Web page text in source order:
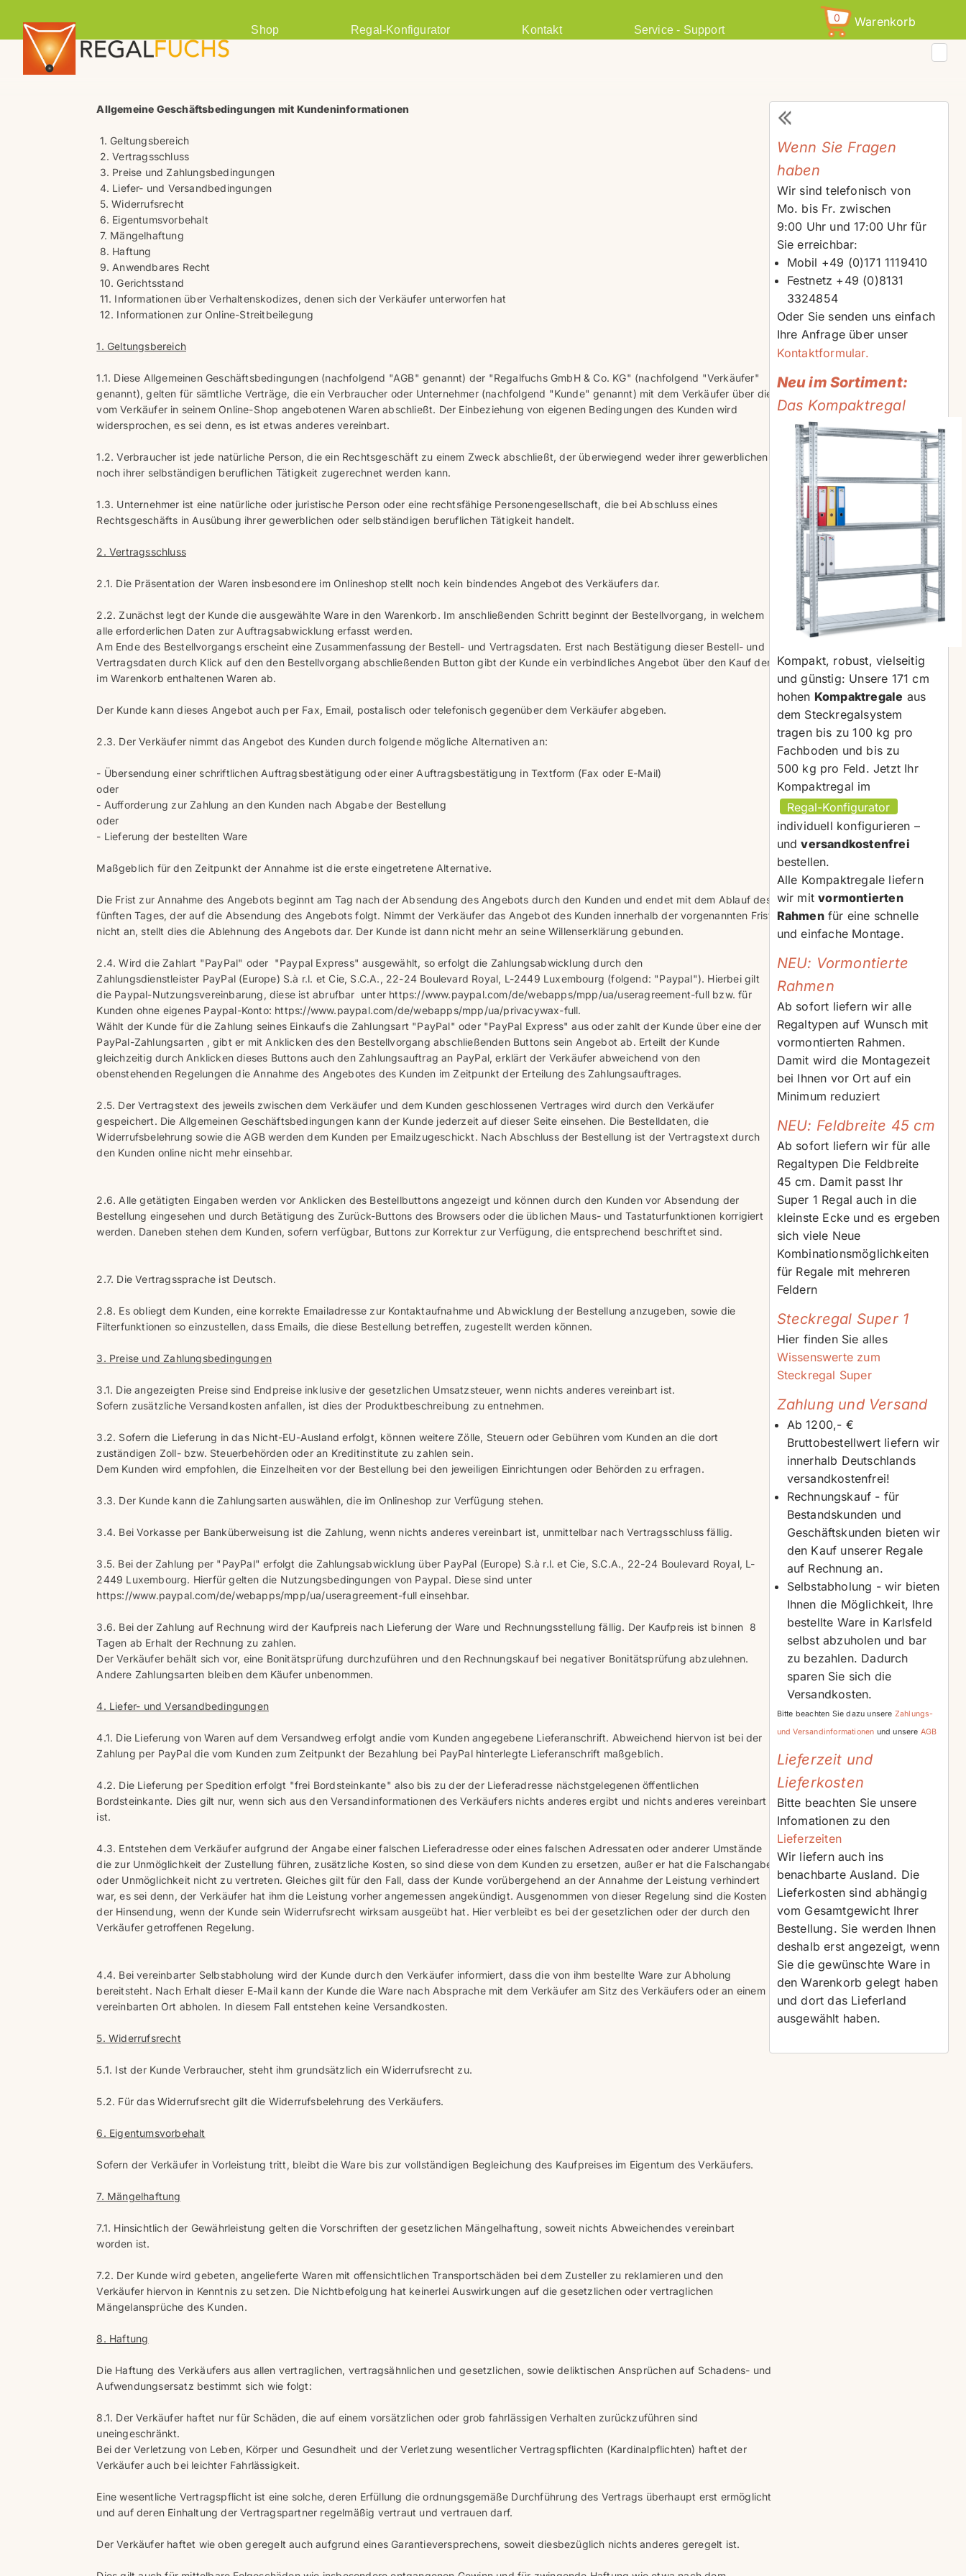
Shop Regal-Konfigurator Kontakt Service - Support
Allgemeine Geschäftsbedingungen mit Kundeninformationen
1. Geltungsbereich
2. Vertragsschluss
3. Preise und Zahlungsbedingungen
4. Liefer- und Versandbedingungen
5. Widerrufsrecht
6. Eigentumsvorbehalt
7. Mängelhaftung
8. Haftung
9. Anwendbares Recht
10. Gerichtsstand
11. Informationen über Verhaltenskodizes, denen sich der Verkäufer unterworfen hat
12. Informationen zur Online-Streitbeilegung
1. Geltungsbereich
1.1. Diese Allgemeinen Geschäftsbedingungen (nachfolgend "AGB" genannt) der "Regalfuchs GmbH & Co. KG" (nachfolgend "Verkäufer"
genannt), gelten für sämtliche Verträge, die ein Verbraucher oder Unternehmer (nachfolgend "Kunde" genannt) mit dem Verkäufer über die
vom Verkäufer in seinem Online-Shop angebotenen Waren abschließt. Der Einbeziehung von eigenen Bedingungen des Kunden wird
widersprochen, es sei denn, es ist etwas anderes vereinbart.
1.2. Verbraucher ist jede natürliche Person, die ein Rechtsgeschäft zu einem Zweck abschließt, der überwiegend weder ihrer gewerblichen
noch ihrer selbständigen beruflichen Tätigkeit zugerechnet werden kann.
1.3. Unternehmer ist eine natürliche oder juristische Person oder eine rechtsfähige Personengesellschaft, die bei Abschluss eines
Rechtsgeschäfts in Ausübung ihrer gewerblichen oder selbständigen beruflichen Tätigkeit handelt.
2. Vertragsschluss
2.1. Die Präsentation der Waren insbesondere im Onlineshop stellt noch kein bindendes Angebot des Verkäufers dar.
2.2. Zunächst legt der Kunde die ausgewählte Ware in den Warenkorb. Im anschließenden Schritt beginnt der Bestellvorgang, in welchem
alle erforderlichen Daten zur Auftragsabwicklung erfasst werden.
Am Ende des Bestellvorgangs erscheint eine Zusammenfassung der Bestell- und Vertragsdaten. Erst nach Bestätigung dieser Bestell- und
Vertragsdaten durch Klick auf den den Bestellvorgang abschließenden Button gibt der Kunde ein verbindliches Angebot über den Kauf der
im Warenkorb enthaltenen Waren ab.
Der Kunde kann dieses Angebot auch per Fax, Email, postalisch oder telefonisch gegenüber dem Verkäufer abgeben.
2.3. Der Verkäufer nimmt das Angebot des Kunden durch folgende mögliche Alternativen an:
- Übersendung einer schriftlichen Auftragsbestätigung oder einer Auftragsbestätigung in Textform (Fax oder E-Mail)
oder
- Aufforderung zur Zahlung an den Kunden nach Abgabe der Bestellung
oder
- Lieferung der bestellten Ware
Maßgeblich für den Zeitpunkt der Annahme ist die erste eingetretene Alternative.
Die Frist zur Annahme des Angebots beginnt am Tag nach der Absendung des Angebots durch den Kunden und endet mit dem Ablauf des
fünften Tages, der auf die Absendung des Angebots folgt. Nimmt der Verkäufer das Angebot des Kunden innerhalb der vorgenannten Frist
nicht an, stellt dies die Ablehnung des Angebots dar. Der Kunde ist dann nicht mehr an seine Willenserklärung gebunden.
2.4. Wird die Zahlart "PayPal" oder "Paypal Express" ausgewählt, so erfolgt die Zahlungsabwicklung durch den
Zahlungsdienstleister PayPal (Europe) S.à r.l. et Cie, S.C.A., 22-24 Boulevard Royal, L-2449 Luxembourg (folgend: "Paypal"). Hierbei gilt
die Paypal-Nutzungsvereinbarung, diese ist abrufbar unter https://www.paypal.com/de/webapps/mpp/ua/useragreement-full bzw. für
Kunden ohne eigenes Paypal-Konto: https://www.paypal.com/de/webapps/mpp/ua/privacywax-full.
Wählt der Kunde für die Zahlung seines Einkaufs die Zahlungsart "PayPal" oder "PayPal Express" aus oder zahlt der Kunde über eine der
PayPal-Zahlungsarten , gibt er mit Anklicken des den Bestellvorgang abschließenden Buttons sein Angebot ab. Erteilt der Kunde
gleichzeitig durch Anklicken dieses Buttons auch den Zahlungsauftrag an PayPal, erklärt der Verkäufer abweichend von den
obenstehenden Regelungen die Annahme des Angebotes des Kunden im Zeitpunkt der Erteilung des Zahlungsauftrages.
2.5. Der Vertragstext des jeweils zwischen dem Verkäufer und dem Kunden geschlossenen Vertrages wird durch den Verkäufer
gespeichert. Die Allgemeinen Geschäftsbedingungen kann der Kunde jederzeit auf dieser Seite einsehen. Die Bestelldaten, die
Widerrufsbelehrung sowie die AGB werden dem Kunden per Emailzugeschickt. Nach Abschluss der Bestellung ist der Vertragstext durch
den Kunden online nicht mehr einsehbar.
2.6. Alle getätigten Eingaben werden vor Anklicken des Bestellbuttons angezeigt und können durch den Kunden vor Absendung der
Bestellung eingesehen und durch Betätigung des Zurück-Buttons des Browsers oder die üblichen Maus- und Tastaturfunktionen korrigiert
werden. Daneben stehen dem Kunden, sofern verfügbar, Buttons zur Korrektur zur Verfügung, die entsprechend beschriftet sind.
2.7. Die Vertragssprache ist Deutsch.
2.8. Es obliegt dem Kunden, eine korrekte Emailadresse zur Kontaktaufnahme und Abwicklung der Bestellung anzugeben, sowie die
Filterfunktionen so einzustellen, dass Emails, die diese Bestellung betreffen, zugestellt werden können.
3. Preise und Zahlungsbedingungen
3.1. Die angezeigten Preise sind Endpreise inklusive der gesetzlichen Umsatzsteuer, wenn nichts anderes vereinbart ist.
Sofern zusätzliche Versandkosten anfallen, ist dies der Produktbeschreibung zu entnehmen.
3.2. Sofern die Lieferung in das Nicht-EU-Ausland erfolgt, können weitere Zölle, Steuern oder Gebühren vom Kunden an die dort
zuständigen Zoll- bzw. Steuerbehörden oder an Kreditinstitute zu zahlen sein.
Dem Kunden wird empfohlen, die Einzelheiten vor der Bestellung bei den jeweiligen Einrichtungen oder Behörden zu erfragen.
3.3. Der Kunde kann die Zahlungsarten auswählen, die im Onlineshop zur Verfügung stehen.
3.4. Bei Vorkasse per Banküberweisung ist die Zahlung, wenn nichts anderes vereinbart ist, unmittelbar nach Vertragsschluss fällig.
3.5. Bei der Zahlung per "PayPal" erfolgt die Zahlungsabwicklung über PayPal (Europe) S.à r.l. et Cie, S.C.A., 22-24 Boulevard Royal, L-
2449 Luxembourg. Hierfür gelten die Nutzungsbedingungen von Paypal. Diese sind unter
https://www.paypal.com/de/webapps/mpp/ua/useragreement-full einsehbar.
3.6. Bei der Zahlung auf Rechnung wird der Kaufpreis nach Lieferung der Ware und Rechnungsstellung fällig. Der Kaufpreis ist binnen 8
Tagen ab Erhalt der Rechnung zu zahlen.
Der Verkäufer behält sich vor, eine Bonitätsprüfung durchzuführen und den Rechnungskauf bei negativer Bonitätsprüfung abzulehnen.
Andere Zahlungsarten bleiben dem Käufer unbenommen.
4. Liefer- und Versandbedingungen
4.1. Die Lieferung von Waren auf dem Versandweg erfolgt andie vom Kunden angegebene Lieferanschrift. Abweichend hiervon ist bei der
Zahlung per PayPal die vom Kunden zum Zeitpunkt der Bezahlung bei PayPal hinterlegte Lieferanschrift maßgeblich.
4.2. Die Lieferung per Spedition erfolgt "frei Bordsteinkante" also bis zu der der Lieferadresse nächstgelegenen öffentlichen
Bordsteinkante. Dies gilt nur, wenn sich aus den Versandinformationen des Verkäufers nichts anderes ergibt und nichts anderes vereinbart
ist.
4.3. Entstehen dem Verkäufer aufgrund der Angabe einer falschen Lieferadresse oder eines falschen Adressaten oder anderer Umstände
die zur Unmöglichkeit der Zustellung führen, zusätzliche Kosten, so sind diese von dem Kunden zu ersetzen, außer er hat die Falschangabe
oder Unmöglichkeit nicht zu vertreten. Gleiches gilt für den Fall, dass der Kunde vorübergehend an der Annahme der Leistung verhindert
war, es sei denn, der Verkäufer hat ihm die Leistung vorher angemessen angekündigt. Ausgenommen von dieser Regelung sind die Kosten
der Hinsendung, wenn der Kunde sein Widerrufsrecht wirksam ausgeübt hat. Hier verbleibt es bei der gesetzlichen oder der durch den
Verkäufer getroffenen Regelung.
4.4. Bei vereinbarter Selbstabholung wird der Kunde durch den Verkäufer informiert, dass die von ihm bestellte Ware zur Abholung
bereitsteht. Nach Erhalt dieser E-Mail kann der Kunde die Ware nach Absprache mit dem Verkäufer am Sitz des Verkäufers oder an einem
vereinbarten Ort abholen. In diesem Fall entstehen keine Versandkosten.
5. Widerrufsrecht
5.1. Ist der Kunde Verbraucher, steht ihm grundsätzlich ein Widerrufsrecht zu.
5.2. Für das Widerrufsrecht gilt die Widerrufsbelehrung des Verkäufers.
6. Eigentumsvorbehalt
Sofern der Verkäufer in Vorleistung tritt, bleibt die Ware bis zur vollständigen Begleichung des Kaufpreises im Eigentum des Verkäufers.
7. Mängelhaftung
7.1. Hinsichtlich der Gewährleistung gelten die Vorschriften der gesetzlichen Mängelhaftung, soweit nichts Abweichendes vereinbart
worden ist.
7.2. Der Kunde wird gebeten, angelieferte Waren mit offensichtlichen Transportschäden bei dem Zusteller zu reklamieren und den
Verkäufer hiervon in Kenntnis zu setzen. Die Nichtbefolgung hat keinerlei Auswirkungen auf die gesetzlichen oder vertraglichen
Mängelansprüche des Kunden.
8. Haftung
Die Haftung des Verkäufers aus allen vertraglichen, vertragsähnlichen und gesetzlichen, sowie deliktischen Ansprüchen auf Schadens- und
Aufwendungsersatz bestimmt sich wie folgt:
8.1. Der Verkäufer haftet nur für Schäden, die auf einem vorsätzlichen oder grob fahrlässigen Verhalten zurückzuführen sind
uneingeschränkt.
Bei der Verletzung von Leben, Körper und Gesundheit und der Verletzung wesentlicher Vertragspflichten (Kardinalpflichten) haftet der
Verkäufer auch bei leichter Fahrlässigkeit.
Eine wesentliche Vertragspflicht ist eine solche, deren Erfüllung die ordnungsgemäße Durchführung des Vertrags überhaupt erst ermöglicht
und auf deren Einhaltung der Vertragspartner regelmäßig vertraut und vertrauen darf.
Der Verkäufer haftet wie oben geregelt auch aufgrund eines Garantieversprechens, soweit diesbezüglich nichts anderes geregelt ist.
Wenn Sie Fragen
haben
Wir sind telefonisch von
Mo. bis Fr. zwischen
9:00 Uhr und 17:00 Uhr für
Sie erreichbar:
Mobil +49 (0)171 1119410
Festnetz +49 (0)8131
3324854
Oder Sie senden uns einfach
Ihre Anfrage über unser
Kontaktformular.
Neu im Sortiment:
Das Kompaktregal
Kompakt, robust, vielseitig
und günstig: Unsere 171 cm
hohen Kompaktregale aus
dem Steckregalsystem
tragen bis zu 100 kg pro
Fachboden und bis zu
500 kg pro Feld. Jetzt Ihr
Kompaktregal im
individuell konfigurieren –
undversandkostenfrei
bestellen.
Alle Kompaktregale liefern
wir mitvormontierten
Rahmenfür eine schnelle
und einfache Montage.
NEU: Vormontierte
Rahmen
Ab sofort liefern wir alle
Regaltypen auf Wunsch mit
vormontierten Rahmen.
Damit wird die Montagezeit
bei Ihnen vor Ort auf ein
Minimum reduziert
NEU: Feldbreite 45 cm
Ab sofort liefern wir für alle
Regaltypen Die Feldbreite
45 cm. Damit passt Ihr
Super 1 Regal auch in die
kleinste Ecke und es ergeben
sich viele Neue
Kombinationsmöglichkeiten
für Regale mit mehreren
Feldern
Steckregal Super 1
Hier finden Sie alles
Wissenswerte zum
Steckregal Super
Zahlung und Versand
Ab 1200,- €
Bruttobestellwert liefern wir
innerhalb Deutschlands
versandkostenfrei!
Rechnungskauf - für
Bestandskunden und
Geschäftskunden bieten wir
den Kauf unserer Regale
auf Rechnung an.
Selbstabholung - wir bieten
Ihnen die Möglichkeit, Ihre
bestellte Ware in Karlsfeld
selbst abzuholen und bar
zu bezahlen. Dadurch
sparen Sie sich die
Versandkosten.
Bitte beachten Sie dazu unsere Zahlungs-
und Versandinformationen und unsere AGB
Lieferzeit und
Lieferkosten
Bitte beachten Sie unsere
Infomationen zu den
Lieferzeiten
Wir liefern auch ins
benachbarte Ausland. Die
Lieferkosten sind abhängig
vom Gesamtgewicht Ihrer
Bestellung. Sie werden Ihnen
deshalb erst angezeigt, wenn
Sie die gewünschte Ware in
den Warenkorb gelegt haben
und dort das Lieferland
ausgewählt haben.
0 Warenkorb